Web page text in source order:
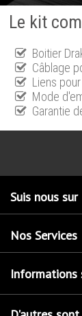
Le kit
Boitier
Câblage
Liens
Mode
Garantie
Suis nous
Nos Services
Informations